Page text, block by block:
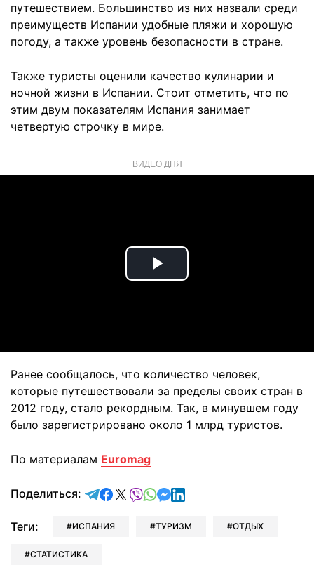
путешествием. Большинство из них назвали среди
преимуществ Испании удобные пляжи и хорошую
погоду, а также уровень безопасности в стране.
Также туристы оценили качество кулинарии и
ночной жизни в Испании. Стоит отметить, что по
этим двум показателям Испания занимает
четвертую строчку в мире.
ВИДЕО ДНЯ
Play
Ранее сообщалось, что количество человек,
которые путешествовали за пределы своих стран в
2012 году, стало рекордным. Так, в минувшем году
было зарегистрировано около 1 млрд туристов.
По материалам Euromag
Поделиться: отправить в Telegram
поделиться в Facebook
поделиться в X
отправить в Viber
отправить в Whatsapp
отправить в Messenger
отправить в LinkedIn
Теги: ИСПАНИЯ ТУРИЗМ ОТДЫХ
СТАТИСТИКА